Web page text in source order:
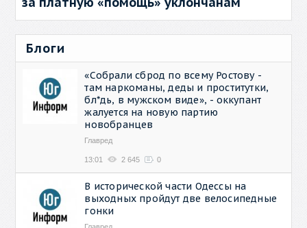
Блоги
«Собрали сброд по всему Ростову -
там наркоманы, деды и проститутки,
бл*дь, в мужском виде», - оккупант
жалуется на новую партию
новобранцев
Главред
13:01 2 645 0
В исторической части Одессы на
выходных пройдут две велосипедные
гонки
Главред